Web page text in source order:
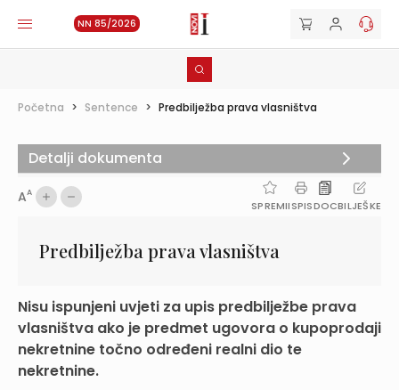
NN 85/2026
Početna > Sentence > Predbilježba prava vlasništva
AA
SPREMIISPISDOCBILJEŠKE
Predbilježba prava vlasništva
Nisu ispunjeni uvjeti za upis predbilježbe prava
vlasništva ako je predmet ugovora o kupoprodaji
nekretnine točno određeni realni dio te
nekretnine.
Detalji dokumenta